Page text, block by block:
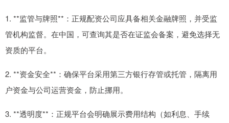
1. **监管与牌照**：正规配资公司应具备相关金融牌照，并受监
管机构监督。在中国，可查询其是否在证监会备案，避免选择无
资质的平台。
2. **资金安全**：确保平台采用第三方银行存管或托管，隔离用
户资金与公司运营资金，防止挪用。
3. **透明度**：正规平台会明确展示费用结构（如利息、手续